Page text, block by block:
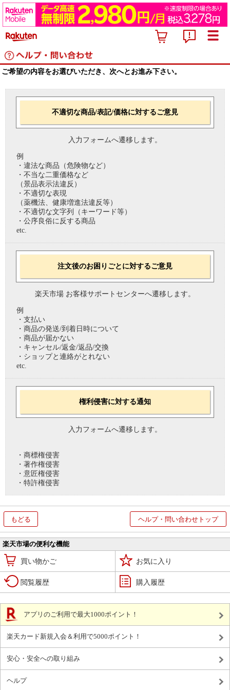
ご希望の内容をお選びいただき、次へとお進み下さい。
不適切な商品/表記/価格に対するご意見
入力フォームへ遷移します。
例
・違法な商品（危険物など）
・不当な二重価格など
（景品表示法違反）
・不適切な表現
（薬機法、健康増進法違反等）
・不適切な文字列（キーワード等）
・公序良俗に反する商品
etc.
注文後のお困りごとに対するご意見
楽天市場 お客様サポートセンターへ遷移します。
例
・支払い
・商品の発送/到着日時について
・商品が届かない
・キャンセル/返金/返品/交換
・ショップと連絡がとれない
etc.
権利侵害に対する通知
入力フォームへ遷移します。
・商標権侵害
・著作権侵害
・意匠権侵害
・特許権侵害
もどる ヘルプ・問い合わせトップ
楽天市場の便利な機能
買い物かご お気に入り
閲覧履歴 購入履歴
アプリのご利用で最大1000ポイント！
楽天カード新規入会＆利用で5000ポイント！
安心・安全への取り組み
ヘルプ